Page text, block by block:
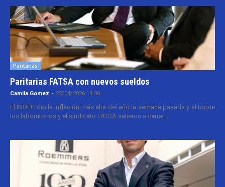
Paritarias
Paritarias FATSA con nuevos sueldos
Camila Gomez - 22/04/2026 14:30
El INDEC dio la inflación más alta del año la semana pasada y al toque
los laboratorios y el sindicato FATSA salieron a cerrar...